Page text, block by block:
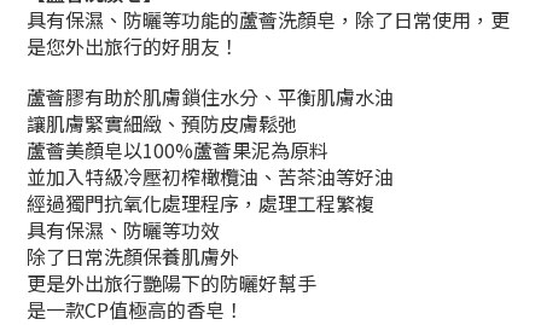
具有保濕、防曬等功能的蘆薈洗顏皂，除了日常使用，更
是您外出旅行的好朋友！
蘆薈膠有助於肌膚鎖住水分、平衡肌膚水油
讓肌膚緊實細緻、預防皮膚鬆弛
蘆薈美顏皂以100%蘆薈果泥為原料
並加入特級冷壓初榨橄欖油、苦茶油等好油
經過獨門抗氧化處理程序，處理工程繁複
具有保濕、防曬等功效
除了日常洗顏保養肌膚外
更是外出旅行艷陽下的防曬好幫手
是一款CP值極高的香皂！